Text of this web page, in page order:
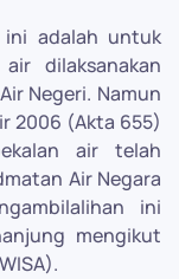
adalah untuk
dilaksanakan
Negeri. Namun
2006 (Akta 655)
air telah
Air Negara
ini
mengikut